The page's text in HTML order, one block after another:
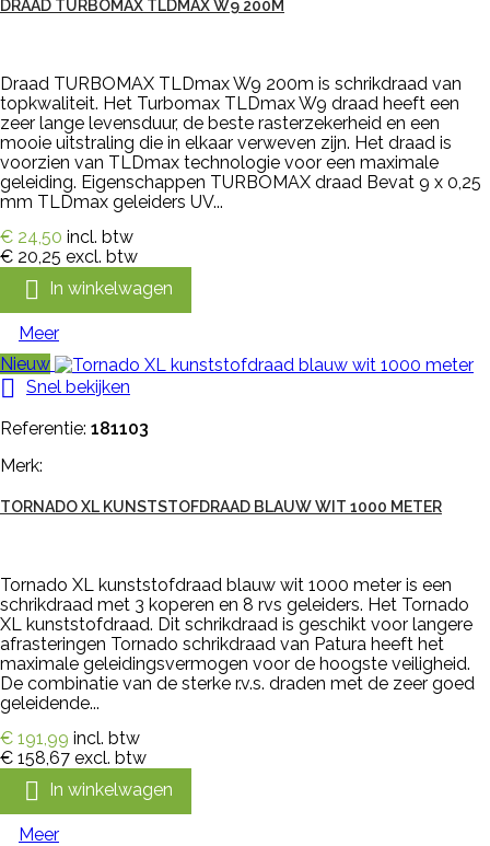
DRAAD TURBOMAX TLDMAX W9 200M
Draad TURBOMAX TLDmax W9 200m is schrikdraad van
topkwaliteit. Het Turbomax TLDmax W9 draad heeft een
zeer lange levensduur, de beste rasterzekerheid en een
mooie uitstraling die in elkaar verweven zijn. Het draad is
voorzien van TLDmax technologie voor een maximale
geleiding. Eigenschappen TURBOMAX draad Bevat 9 x 0,25
mm TLDmax geleiders UV...
€ 24,50 incl. btw
€ 20,25 excl. btw
 In winkelwagen
Meer
Nieuw
 Snel bekijken
Referentie: 181103
Merk:
TORNADO XL KUNSTSTOFDRAAD BLAUW WIT 1000 METER
Tornado XL kunststofdraad blauw wit 1000 meter is een
schrikdraad met 3 koperen en 8 rvs geleiders. Het Tornado
XL kunststofdraad. Dit schrikdraad is geschikt voor langere
afrasteringen Tornado schrikdraad van Patura heeft het
maximale geleidingsvermogen voor de hoogste veiligheid.
De combinatie van de sterke r.v.s. draden met de zeer goed
geleidende...
€ 191,99 incl. btw
€ 158,67 excl. btw
 In winkelwagen
Meer